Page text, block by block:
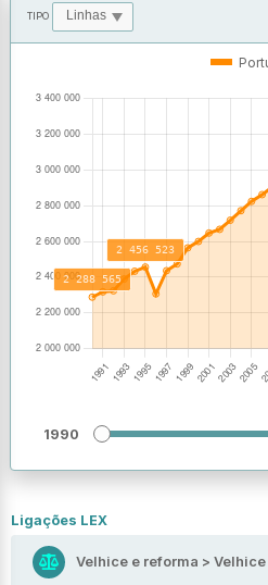
TIPO
1990
Ligações LEX
Velhice e reforma >